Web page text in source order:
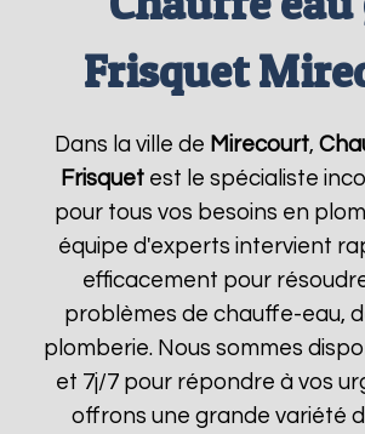
Frisquet
Dans la ville de Mirecourt,
Frisquet est le spécialiste
pour tous vos besoins en
équipe d'experts intervient
efficacement pour
problèmes de chauffe-eau,
plomberie. Nous sommes
et 7j/7 pour répondre à vos
offrons une grande variété